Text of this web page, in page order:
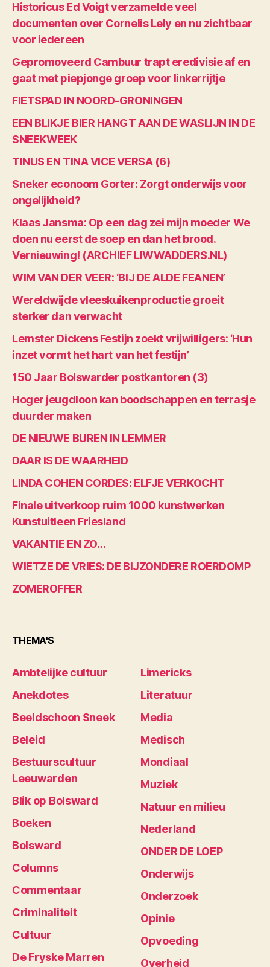
Historicus Ed Voigt verzamelde veel
documenten over Cornelis Lely en nu zichtbaar
voor iedereen
Gepromoveerd Cambuur trapt eredivisie af en
gaat met piepjonge groep voor linkerrijtje
FIETSPAD IN NOORD-GRONINGEN
EEN BLIKJE BIER HANGT AAN DE WASLIJN IN DE
SNEEKWEEK
TINUS EN TINA VICE VERSA (6)
Sneker econoom Gorter: Zorgt onderwijs voor
ongelijkheid?
Klaas Jansma: Op een dag zei mijn moeder We
doen nu eerst de soep en dan het brood.
Vernieuwing! (ARCHIEF LIWWADDERS.NL)
WIM VAN DER VEER: ‘BIJ DE ALDE FEANEN’
Wereldwijde vleeskuikenproductie groeit
sterker dan verwacht
Lemster Dickens Festijn zoekt vrijwilligers: ‘Hun
inzet vormt het hart van het festijn’
150 Jaar Bolswarder postkantoren (3)
Hoger jeugdloon kan boodschappen en terrasje
duurder maken
DE NIEUWE BUREN IN LEMMER
DAAR IS DE WAARHEID
LINDA COHEN CORDES: ELFJE VERKOCHT
Finale uitverkoop ruim 1000 kunstwerken
Kunstuitleen Friesland
VAKANTIE EN ZO…
WIETZE DE VRIES: DE BIJZONDERE ROERDOMP
ZOMEROFFER
THEMA'S
Ambtelijke cultuur
Anekdotes
Beeldschoon Sneek
Beleid
Bestuurscultuur
Leeuwarden
Blik op Bolsward
Boeken
Bolsward
Columns
Commentaar
Criminaliteit
Cultuur
De Fryske Marren
Limericks
Literatuur
Media
Medisch
Mondiaal
Muziek
Natuur en milieu
Nederland
ONDER DE LOEP
Onderwijs
Onderzoek
Opinie
Opvoeding
Overheid